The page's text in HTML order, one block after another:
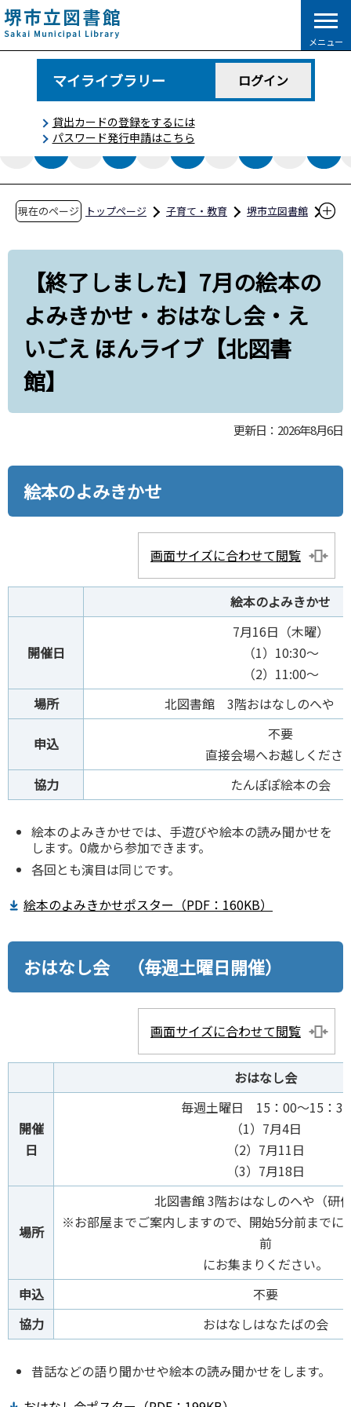
こ
の
ペ
で
メニュー
マイライブラリー ログイン
貸出カードの登録をするには
パスワード発行申請はこちら
現在のページ トップページ 子育て・教育
堺市立図書館
はなし会‧えいごえ ほんライブ【北図書館】
【終了しました】7⽉の絵本の
よみきかせ‧おはなし会‧え
いごえ ほんライブ【北図書
館】
更新日：2026年8月6日
絵本のよみきかせ
画面サイズに合わせて閲覧
絵本のよみきかせ
開催日
7月16日（木曜）
（1）10:30～
（2）11:00～
場所
北図書館 3階おはなしのへや（
申込
不要
直接会場へお越しくださ
協力
たんぽぽ絵本の会
絵本のよみきかせでは、手遊びや絵本の読み聞かせを
します。0歳から参加できます。
各回とも演目は同じです。
絵本のよみきかせポスター（PDF：160KB）
おはなし会 （毎週土曜日開催）
画面サイズに合わせて閲覧
おはなし会
開催
日
毎週土曜日 15：00～15：30
（1）7月4日
（2）7月11日
（3）7月18日
場所
北図書館 3階おはなしのへや（研
※お部屋までご案内しますので、開始5分前までに
前
にお集まりください。
申込
不要
協力
おはなしはなたばの会
昔話などの語り聞かせや絵本の読み聞かせをします。